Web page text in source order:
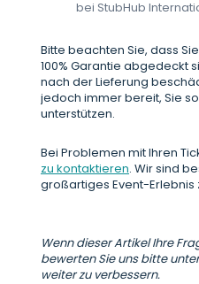
bei StubHub
Bitte beachten Sie, dass
100% Garantie abgedeckt
nach der Lieferung
jedoch immer bereit, Sie
unterstützen.
Bei Problemen mit Ihren
zu kontaktieren. Wir sind
großartiges Event-Erlebnis
Wenn dieser Artikel Ihre
bewerten Sie uns bitte
weiter zu verbessern.